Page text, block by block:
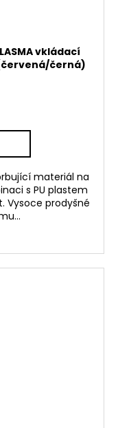
vkládací
(červená/černá)
materiál na
s PU plastem
Vysoce prodyšné